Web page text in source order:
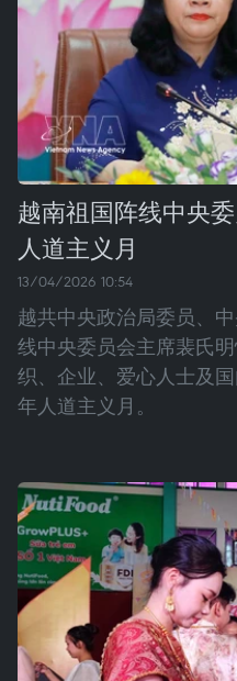
越南祖国阵线中央
人道主义月
13/04/2026 10:54
越共中央政治局委员、
线中央委员会主席裴氏
织、企业、爱心人士及
年人道主义月。